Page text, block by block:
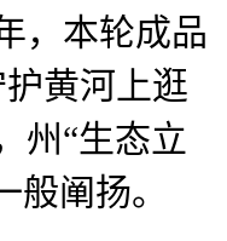
，本轮成品
黄河上逛
州“生态立
阐扬。